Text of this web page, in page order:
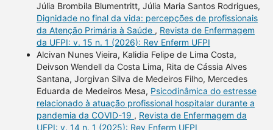
Júlia Brombila Blumentritt, Júlia Maria Santos Rodrigues,
Dignidade no final da vida: percepções de profissionais
da Atenção Primária à Saúde , Revista de Enfermagem
da UFPI: v. 15 n. 1 (2026): Rev Enferm UFPI
Alcivan Nunes Vieira, Kalidia Felipe de Lima Costa,
Deivson Wendell da Costa Lima, Rita de Cássia Alves
Santana, Jorgivan Silva de Medeiros Filho, Mercedes
Eduarda de Medeiros Mesa, Psicodinâmica do estresse
relacionado à atuação profissional hospitalar durante a
pandemia da COVID-19 , Revista de Enfermagem da
UFPI: v. 14 n. 1 (2025): Rev Enferm UFPI